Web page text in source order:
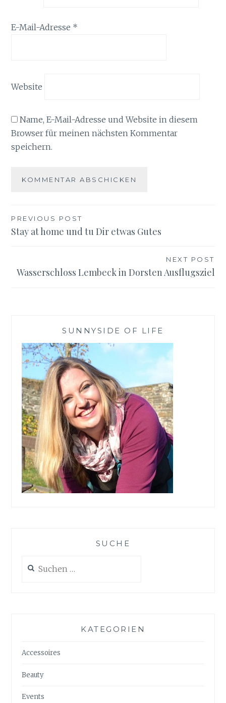
E-Mail-Adresse *
Website
Name, E-Mail-Adresse und Website in diesem
Browser für meinen nächsten Kommentar
speichern.
Beitragsnavigation
PREVIOUS POST
Stay at home und tu Dir etwas Gutes
NEXT POST
Wasserschloss Lembeck in Dorsten Ausflugsziel
SUNNYSIDE OF LIFE
SUCHE
nach:
KATEGORIEN
Accessoires
Beauty
Events